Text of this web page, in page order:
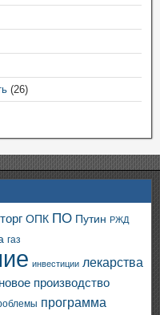
(26)
ОПК ПО Путин РЖД
газ
инвестиции лекарства
новое производство
программа